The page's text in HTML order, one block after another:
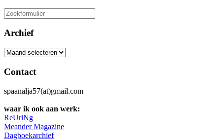
Zoeken
naar:
Archief
Archief
Contact
spaanalja57(at)gmail.com
waar ik ook aan werk:
ReUriNg
Meander Magazine
Dagboekarchief